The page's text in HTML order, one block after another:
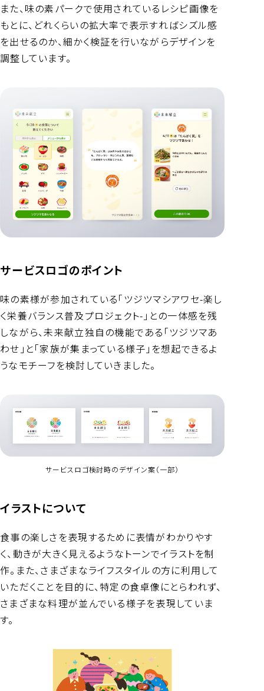
また、味の素パークで使用されているレシピ画像を
もとに、どれくらいの拡大率で表示すればシズル感
を出せるのか、細かく検証を行いながらデザインを
調整しています。
サービスロゴのポイント
味の素様が参加されている「ツジツマシアワセ-楽し
く栄養バランス普及プロジェクト-」との一体感を残
しながら、未来献立独自の機能である「ツジツマあ
わせ」と「家族が集まっている様子」を想起できるよ
うなモチーフを検討していきました。
サービスロゴ検討時のデザイン案（一部）
イラストについて
食事の楽しさを表現するために表情がわかりやす
く、動きが大きく見えるようなトーンでイラストを制
作。また、さまざまなライフスタイルの方に利用して
いただくことを目的に、特定の食卓像にとらわれず、
さまざまな料理が並んでいる様子を表現していま
す。